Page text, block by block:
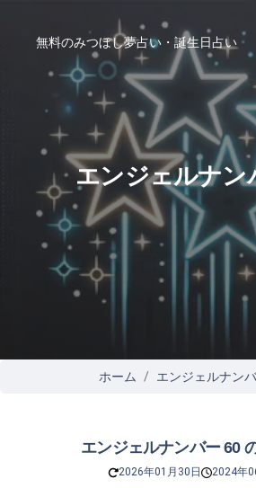
無料のみつぼし夢占い・誕生日占い
エンジェルナン
ホーム エンジェルナン
エンジェルナンバー 60
2026年01月30日 2024年